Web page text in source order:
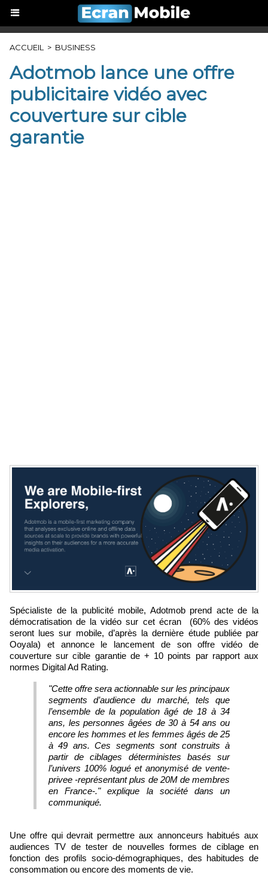
ACCUEIL > BUSINESS
Adotmob lance une offre
publicitaire vidéo avec
couverture sur cible
garantie
Spécialiste de la publicité mobile, Adotmob prend acte de la
démocratisation de la vidéo sur cet écran (60% des vidéos
seront lues sur mobile, d’après la dernière étude publiée par
Ooyala) et annonce le lancement de son offre vidéo de
couverture sur cible garantie de + 10 points par rapport aux
normes Digital Ad Rating.
"Cette offre sera actionnable sur les principaux
segments d’audience du marché, tels que
l’ensemble de la population âgé de 18 à 34
ans, les personnes âgées de 30 à 54 ans ou
encore les hommes et les femmes âgés de 25
à 49 ans. Ces segments sont construits à
partir de ciblages déterministes basés sur
l’univers 100% logué et anonymisé de vente-
privee -représentant plus de 20M de membres
en France-." explique la société dans un
communiqué.
Une offre qui devrait permettre aux annonceurs habitués aux
audiences TV de tester de nouvelles formes de ciblage en
fonction des profils socio-démographiques, des habitudes de
consommation ou encore des moments de vie.